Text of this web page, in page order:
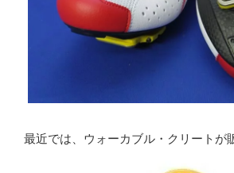
最近では、ウォーカブル・クリートが